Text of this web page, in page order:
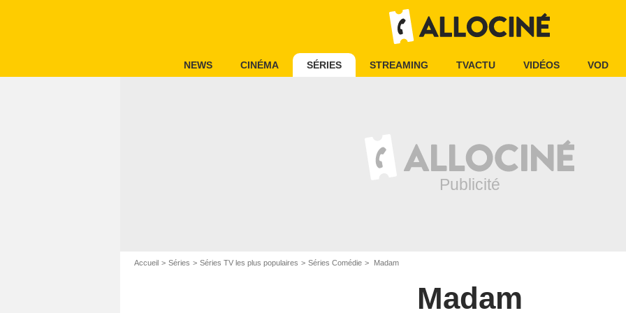
NEWS CINÉMA SÉRIES STREAMING TVACTU VIDÉOS VOD
Accueil Séries Séries TV les plus populaires Séries Comédie Madam
Madam